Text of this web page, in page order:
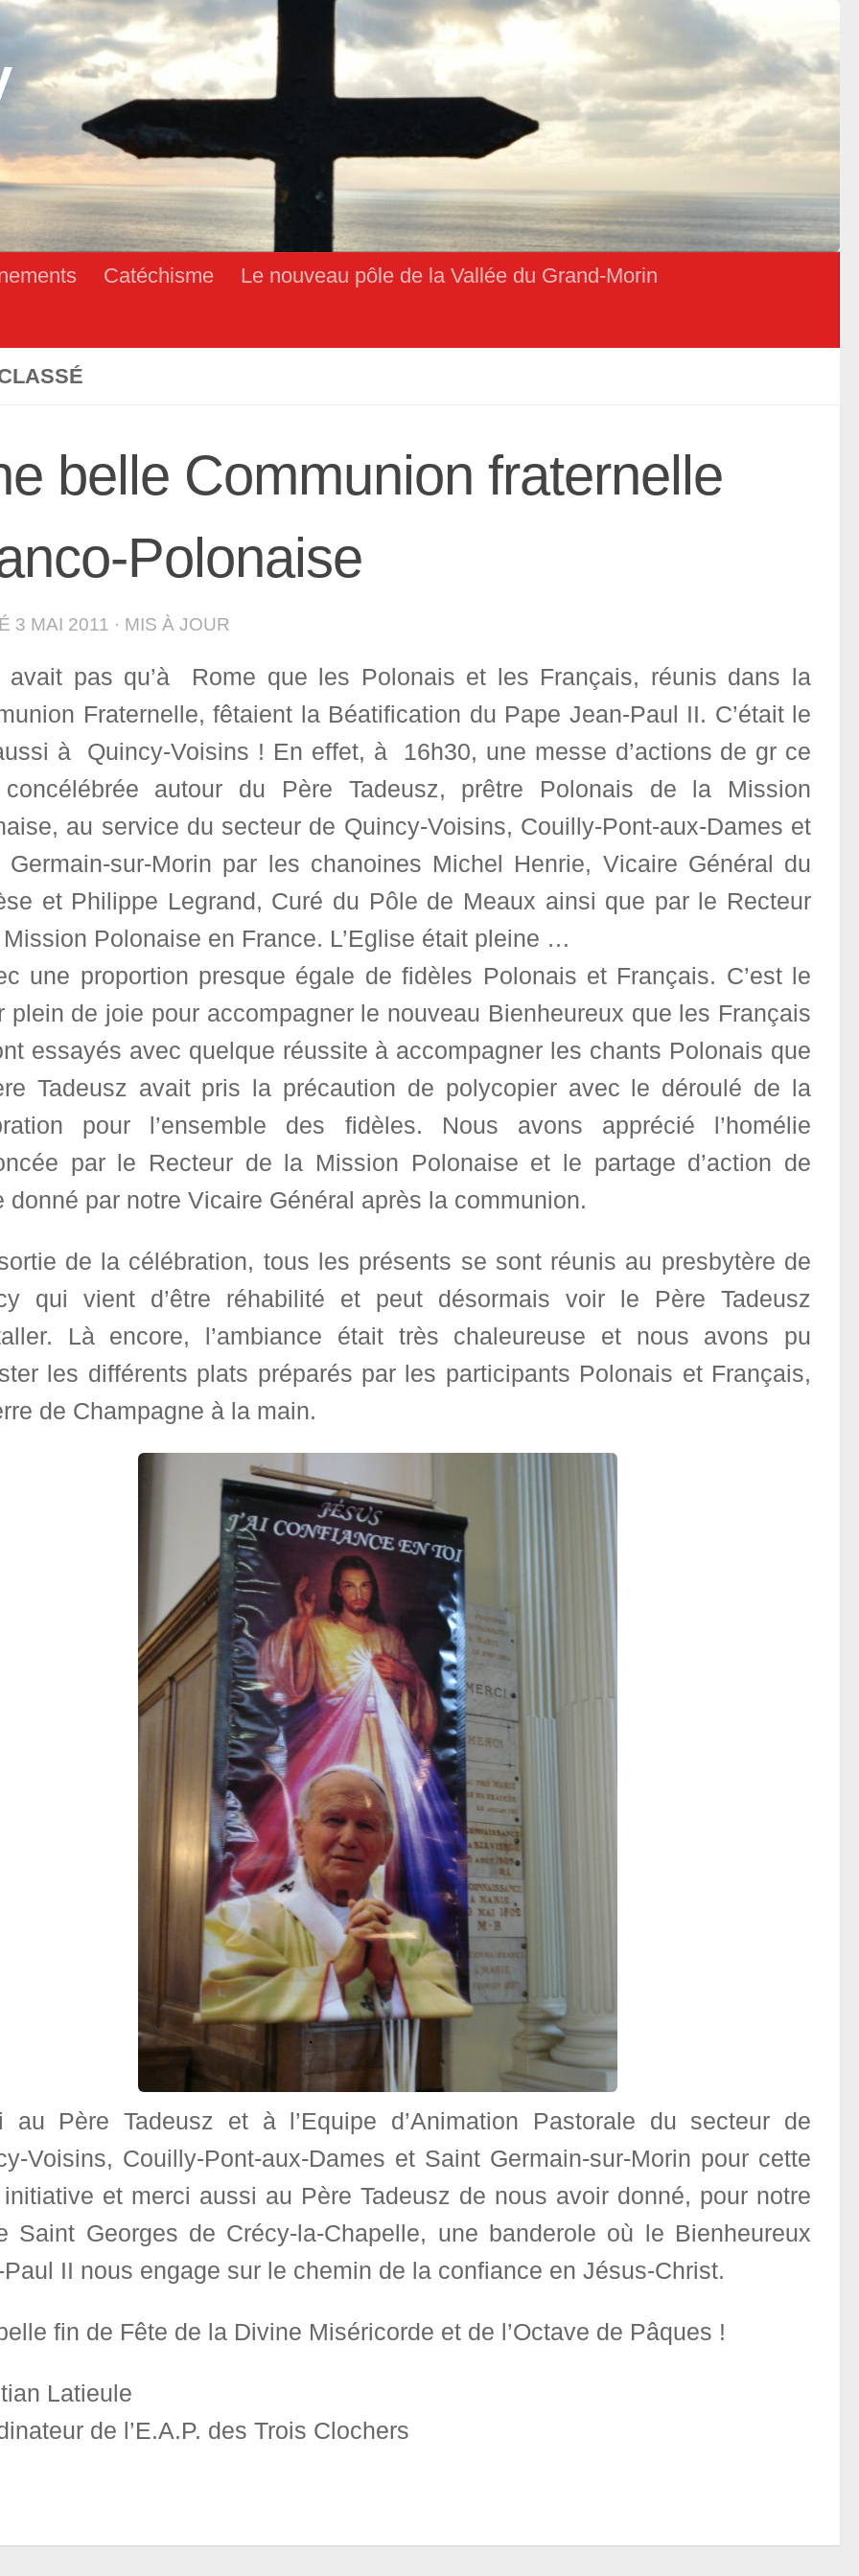
Catéchisme Le nouveau pôle de la Vallée du Grand-Morin
belle Communion fraternelle
Polonaise
3 MAI 2011 · MIS À JOUR
avait pas qu’à Rome que les Polonais et les Français, réunis dans la
Fraternelle, fêtaient la Béatification du Pape Jean-Paul II. C’était le
à Quincy-Voisins ! En effet, à 16h30, une messe d’actions de gr ce
autour du Père Tadeusz, prêtre Polonais de la Mission
au service du secteur de Quincy-Voisins, Couilly-Pont-aux-Dames et
Germain-sur-Morin par les chanoines Michel Henrie, Vicaire Général du
et Philippe Legrand, Curé du Pôle de Meaux ainsi que par le Recteur
Polonaise en France. L’Eglise était pleine …
une proportion presque égale de fidèles Polonais et Français. C’est le
plein de joie pour accompagner le nouveau Bienheureux que les Français
essayés avec quelque réussite à accompagner les chants Polonais que
Tadeusz avait pris la précaution de polycopier avec le déroulé de la
pour l’ensemble des fidèles. Nous avons apprécié l’homélie
par le Recteur de la Mission Polonaise et le partage d’action de
donné par notre Vicaire Général après la communion.
de la célébration, tous les présents se sont réunis au presbytère de
qui vient d’être réhabilité et peut désormais voir le Père Tadeusz
Là encore, l’ambiance était très chaleureuse et nous avons pu
les différents plats préparés par les participants Polonais et Français,
de Champagne à la main.
au Père Tadeusz et à l’Equipe d’Animation Pastorale du secteur de
Voisins, Couilly-Pont-aux-Dames et Saint Germain-sur-Morin pour cette
et merci aussi au Père Tadeusz de nous avoir donné, pour notre
Saint Georges de Crécy-la-Chapelle, une banderole où le Bienheureux
II nous engage sur le chemin de la confiance en Jésus-Christ.
fin de Fête de la Divine Miséricorde et de l’Octave de Pâques !
Latieule
de l’E.A.P. des Trois Clochers